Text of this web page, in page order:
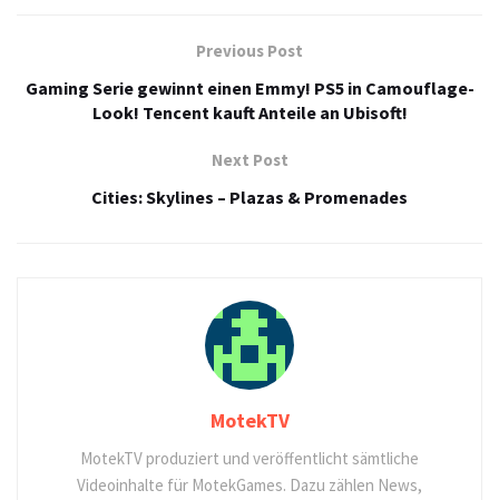
Previous Post
Gaming Serie gewinnt einen Emmy! PS5 in Camouflage-
Look! Tencent kauft Anteile an Ubisoft!
Next Post
Cities: Skylines – Plazas & Promenades
MotekTV
MotekTV produziert und veröffentlicht sämtliche
Videoinhalte für MotekGames. Dazu zählen News,